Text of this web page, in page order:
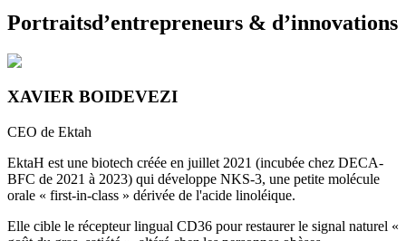
Portraitsd’entrepreneurs & d’innovations
XAVIER BOIDEVEZI
CEO de Ektah
EktaH est une biotech créée en juillet 2021 (incubée chez DECA-
BFC de 2021 à 2023) qui développe NKS-3, une petite molécule
orale « first-in-class » dérivée de l'acide linoléique.
Elle cible le récepteur lingual CD36 pour restaurer le signal naturel «